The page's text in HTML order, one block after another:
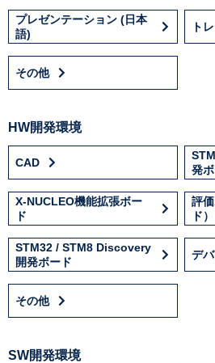
プレゼンテーション (日本
語)
ト
その他
HW開発環境
CAD
発
X-NUCLEO機能拡張ボー
ド
評
ド）
STM32 / STM8 Discovery
開発ボード
デ
その他
SW開発環境